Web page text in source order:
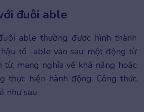
đuôi able
able thường được hình thành
tố -able vào sau một động từ
từ, mang nghĩa về khả năng hoặc
thực hiện hành động. Công thức
như sau: